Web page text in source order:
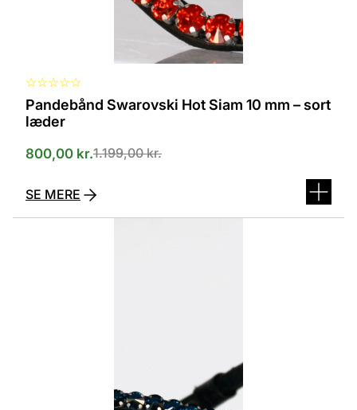
☆☆☆☆☆
Pandebånd Swarovski Hot Siam 10 mm – sort
læder
1.199,00kr.
800,00 kr.
SE MERE